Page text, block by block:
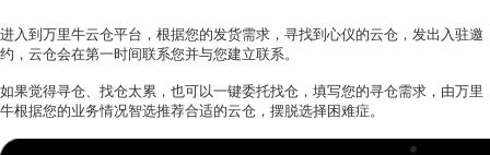
进入到万里牛云仓平台，根据您的发货需求，寻找到心仪的云仓，发出入驻邀
约，云仓会在第一时间联系您并与您建立联系。
如果觉得寻仓、找仓太累，也可以一键委托找仓，填写您的寻仓需求，由万里
牛根据您的业务情况智选推荐合适的云仓，摆脱选择困难症。